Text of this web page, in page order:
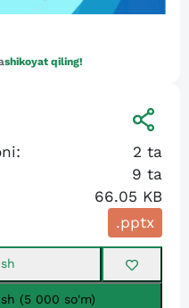
shikoyat qiling!
2 ta
9 ta
66.05 KB
.pptx
(5 000 so'm)